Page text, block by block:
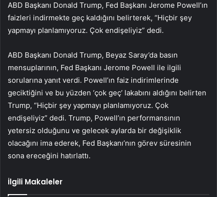
ABD Başkanı Donald Trump, Fed Başkanı Jerome Powell’ın
faizleri indirmekte geç kaldığını belirterek, “Hiçbir şey
yapmayı planlamıyoruz. Çok endişeliyiz” dedi.
ABD Başkanı Donald Trump, Beyaz Saray’da basın
mensuplarının, Fed Başkanı Jerome Powell ile ilgili
sorularına yanıt verdi. Powell’ın faiz indirimlerinde
geciktiğini ve bu yüzden ‘çok geç’ lakabını aldığını belirten
Trump, “Hiçbir şey yapmayı planlamıyoruz. Çok
endişeliyiz” dedi. Trump, Powell’ın performansının
yetersiz olduğunu ve gelecek aylarda bir değişiklik
olacağını ima ederek, Fed Başkanı’nın görev süresinin
sona ereceğini hatırlattı.
İlgili Makaleler